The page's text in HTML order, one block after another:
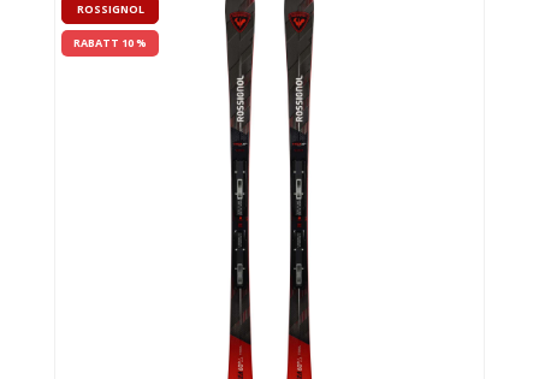
ROSSIGNOL
RABATT 10 %